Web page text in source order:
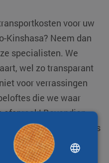
voor uw
Kinshasa? Neem dan
specialisten. We
wel zo transparant
voor verrassingen
die we waar
afspraak! Bovendien
door middel van ons
DUTCH
ENGLISH